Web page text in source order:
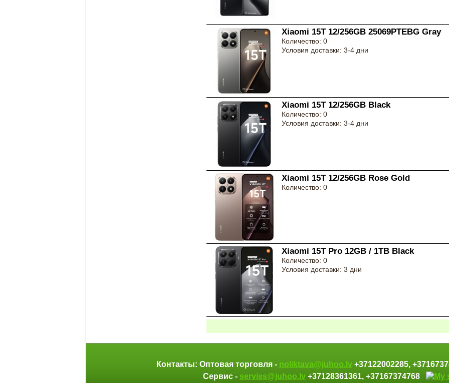
Xiaomi 15T 12/256GB 25069PTEBG Gray
Количество: 0
Условия доставки: 3-4 дни
Xiaomi 15T 12/256GB Black
Количество: 0
Условия доставки: 3-4 дни
Xiaomi 15T 12/256GB Rose Gold
Количество: 0
Xiaomi 15T Pro 12GB / 1TB Black
Количество: 0
Условия доставки: 3 дни
Контакты: Оптовая торговля - noliktava@juhoo.lv +37122002285,
Сервис - serviss@juhoo.lv +37128361361, +37167374768